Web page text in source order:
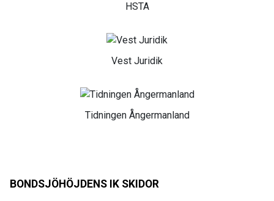
HSTA
Vest Juridik
Tidningen Ångermanland
BONDSJÖHÖJDENS IK SKIDOR